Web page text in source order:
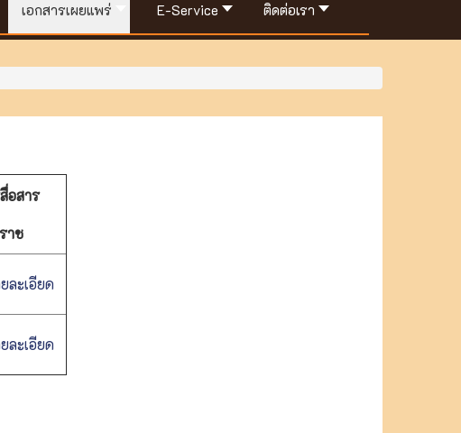
เอกสารเผยแพร่ E-Service ติดต่อเรา
อสาร
าช
ละเอียด
ละเอียด